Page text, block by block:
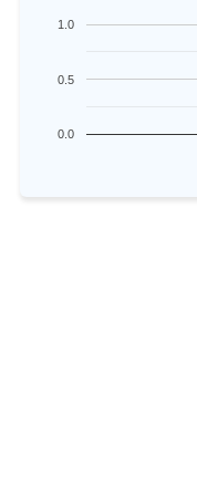
0.0
0.5
1.0